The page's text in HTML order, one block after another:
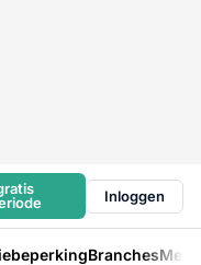
Inloggen
Branches